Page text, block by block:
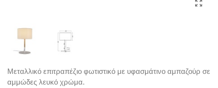
Μεταλλικό επιτραπέζιο φωτιστικό με υφασμάτινο αμπαζούρ σε
αμμώδες λευκό χρώμα.